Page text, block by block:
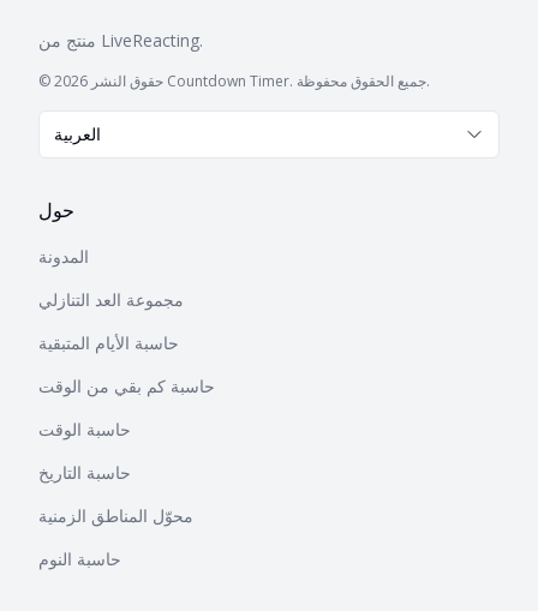
LiveReacting.
© حقوق النشر 2026 Countdown Timer. جميع الحقوق محفوظة.
العربية
حول
المدونة
مجموعة العد التنازلي
حاسبة الأيام المتبقية
حاسبة كم بقي من الوقت
حاسبة الوقت
حاسبة التاريخ
محوّل المناطق الزمنية
حاسبة النوم